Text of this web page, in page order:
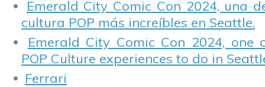
Emerald City Comic Con 2024, una
cultura POP más increíbles en Seattle.
Emerald City Comic Con 2024,
POP Culture experiences to do in
Ferrari